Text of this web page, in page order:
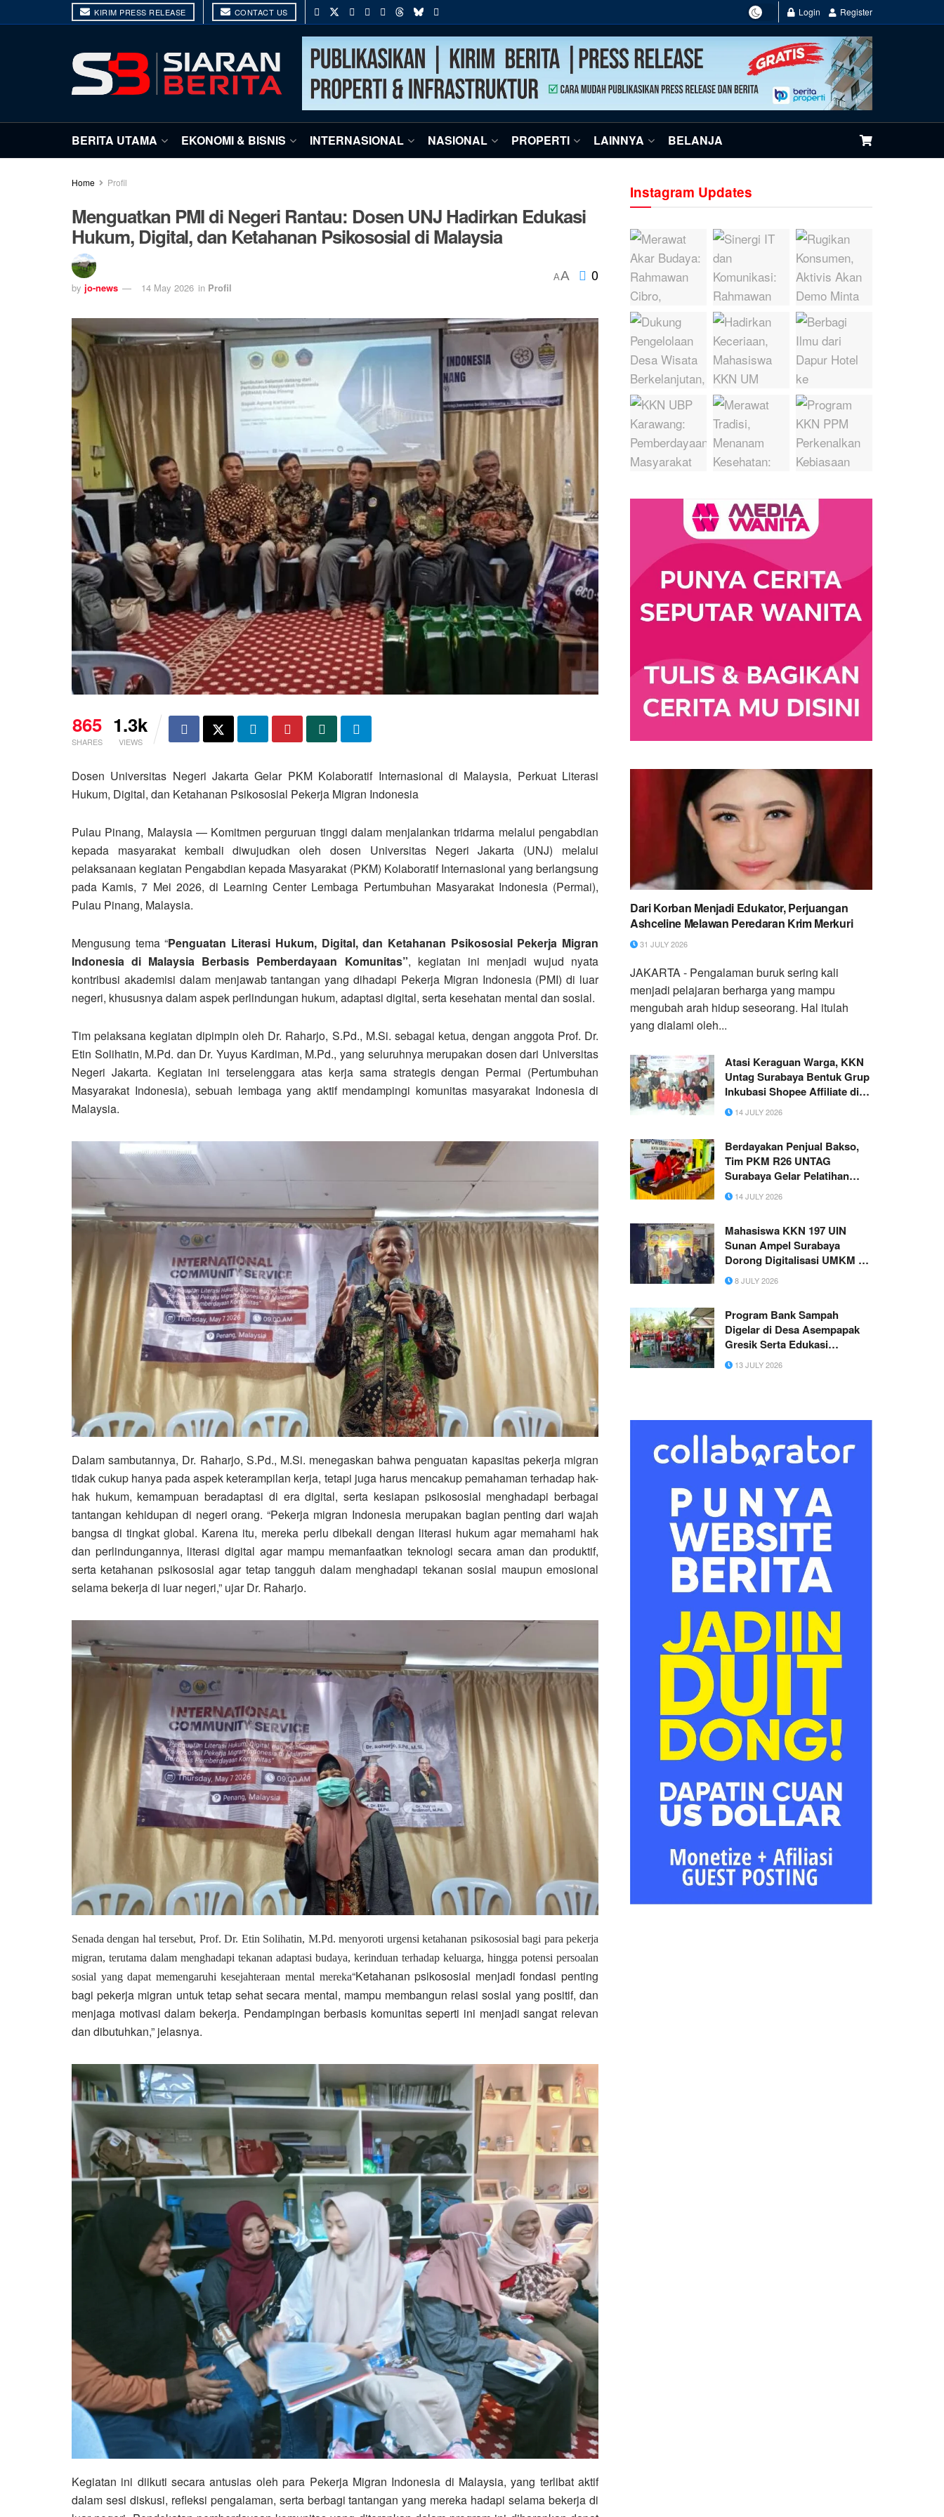
KIRIM PRESS RELEASE CONTACT US Login Register
BERITA UTAMA EKONOMI & BISNIS INTERNASIONAL NASIONAL PROPERTI LAINNYA BELANJA
Home Profil
Menguatkan PMI di Negeri Rantau: Dosen UNJ Hadirkan Edukasi
Hukum, Digital, dan Ketahanan Psikososial di Malaysia
by jo-news 14 May 2026 in Profil
AA 0
865
SHARES
1.3k
VIEWS
Dosen Universitas Negeri Jakarta Gelar PKM Kolaboratif Internasional di Malaysia, Perkuat Literasi
Hukum, Digital, dan Ketahanan Psikososial Pekerja Migran Indonesia
Pulau Pinang, Malaysia— Komitmen perguruan tinggi dalam menjalankan tridarma melalui pengabdian
kepada masyarakat kembali diwujudkan oleh dosen Universitas Negeri Jakarta (UNJ) melalui
pelaksanaan kegiatan Pengabdian kepada Masyarakat (PKM) Kolaboratif Internasional yang berlangsung
pada Kamis, 7 Mei 2026, di Learning Center Lembaga Pertumbuhan Masyarakat Indonesia (Permai),
Pulau Pinang, Malaysia.
Mengusung tema“Penguatan Literasi Hukum, Digital, dan Ketahanan Psikososial Pekerja Migran
Indonesia di Malaysia Berbasis Pemberdayaan Komunitas”, kegiatan ini menjadi wujud nyata
kontribusi akademisi dalam menjawab tantangan yang dihadapi Pekerja Migran Indonesia (PMI) di luar
negeri, khususnya dalam aspek perlindungan hukum, adaptasi digital, serta kesehatan mental dan sosial.
Tim pelaksana kegiatan dipimpin oleh Dr. Raharjo, S.Pd., M.Si. sebagai ketua, dengan anggota Prof. Dr.
Etin Solihatin, M.Pd. dan Dr. Yuyus Kardiman, M.Pd., yang seluruhnya merupakan dosen dari Universitas
Negeri Jakarta. Kegiatan ini terselenggara atas kerja sama strategis dengan Permai (Pertumbuhan
Masyarakat Indonesia), sebuah lembaga yang aktif mendampingi komunitas masyarakat Indonesia di
Malaysia.
Dalam sambutannya, Dr. Raharjo, S.Pd., M.Si. menegaskan bahwa penguatan kapasitas pekerja migran
tidak cukup hanya pada aspek keterampilan kerja, tetapi juga harus mencakup pemahaman terhadap hak-
hak hukum, kemampuan beradaptasi di era digital, serta kesiapan psikososial menghadapi berbagai
tantangan kehidupan di negeri orang. “Pekerja migran Indonesia merupakan bagian penting dari wajah
bangsa di tingkat global. Karena itu, mereka perlu dibekali dengan literasi hukum agar memahami hak
dan perlindungannya, literasi digital agar mampu memanfaatkan teknologi secara aman dan produktif,
serta ketahanan psikososial agar tetap tangguh dalam menghadapi tekanan sosial maupun emosional
selama bekerja di luar negeri,” ujar Dr. Raharjo.
Senada dengan hal tersebut, Prof. Dr. Etin Solihatin, M.Pd. menyoroti urgensi ketahanan psikososial bagi para pekerja
migran, terutama dalam menghadapi tekanan adaptasi budaya, kerinduan terhadap keluarga, hingga potensi persoalan
sosial yang dapat memengaruhi kesejahteraan mental mereka“Ketahanan psikososial menjadi fondasi penting
bagi pekerja migran untuk tetap sehat secara mental, mampu membangun relasi sosial yang positif, dan
menjaga motivasi dalam bekerja. Pendampingan berbasis komunitas seperti ini menjadi sangat relevan
dan dibutuhkan,” jelasnya.
Kegiatan ini diikuti secara antusias oleh para Pekerja Migran Indonesia di Malaysia, yang terlibat aktif
dalam sesi diskusi, refleksi pengalaman, serta berbagi tantangan yang mereka hadapi selama bekerja di
Instagram Updates
Dari Korban Menjadi Edukator, Perjuangan
Ashceline Melawan Peredaran Krim Merkuri
31 JULY 2026
JAKARTA - Pengalaman buruk sering kali
menjadi pelajaran berharga yang mampu
mengubah arah hidup seseorang. Hal itulah
yang dialami oleh...
Atasi Keraguan Warga, KKN
Untag Surabaya Bentuk Grup
Inkubasi Shopee Affiliate di
Pegundan
14 JULY 2026
Berdayakan Penjual Bakso,
Tim PKM R26 UNTAG
Surabaya Gelar Pelatihan
Penggunaan dan Perawatan
Alat Penggiling Daging
14 JULY 2026
Mahasiswa KKN 197 UIN
Sunan Ampel Surabaya
Dorong Digitalisasi UMKM di
Desa Gunosari melalui
Katalog Digital dan Google
8 JULY 2026
Program Bank Sampah
Digelar di Desa Asempapak
Gresik Serta Edukasi
Pengelolaan Sampah
Diperkuat
13 JULY 2026